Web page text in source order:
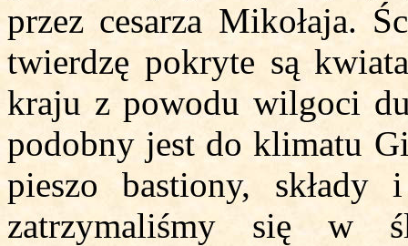
przez cesarza Mikołaja.
twierdzę pokryte są
kraju z powodu wilgoci
podobny jest do klimatu
pieszo bastiony, składy
zatrzymaliśmy się w